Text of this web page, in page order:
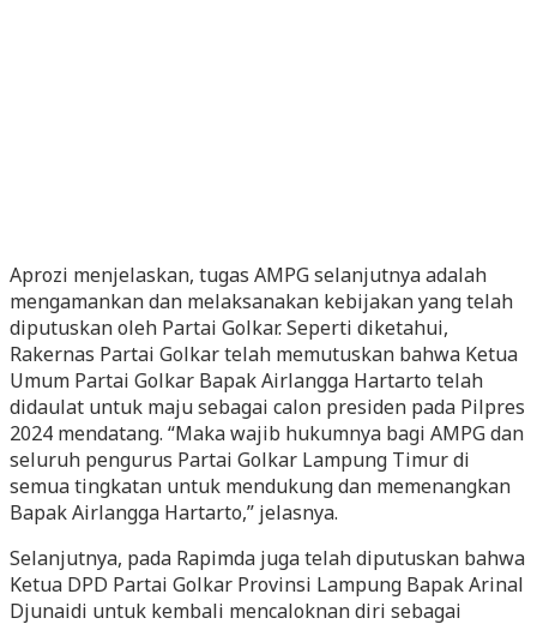
Aprozi menjelaskan, tugas AMPG selanjutnya adalah
mengamankan dan melaksanakan kebijakan yang telah
diputuskan oleh Partai Golkar. Seperti diketahui,
Rakernas Partai Golkar telah memutuskan bahwa Ketua
Umum Partai Golkar Bapak Airlangga Hartarto telah
didaulat untuk maju sebagai calon presiden pada Pilpres
2024 mendatang. “Maka wajib hukumnya bagi AMPG dan
seluruh pengurus Partai Golkar Lampung Timur di
semua tingkatan untuk mendukung dan memenangkan
Bapak Airlangga Hartarto,” jelasnya.
Selanjutnya, pada Rapimda juga telah diputuskan bahwa
Ketua DPD Partai Golkar Provinsi Lampung Bapak Arinal
Djunaidi untuk kembali mencaloknan diri sebagai